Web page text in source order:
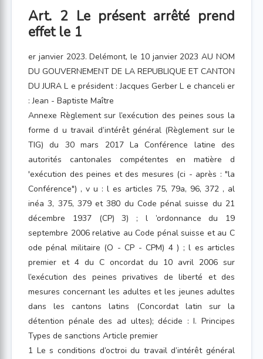
Art. 2 Le présent arrêté prend
effet le 1
er janvier 2023. Delémont, le 10 janvier 2023 AU NOM
DU GOUVERNEMENT DE LA REPUBLIQUE ET CANTON
DU JURA L e président : Jacques Gerber L e chanceli er
: Jean - Baptiste Maître
Annexe Règlement sur l’exécution des peines sous la
forme d u travail d’intérêt général (Règlement sur le
TIG) du 30 mars 2017 La Conférence latine des
autorités cantonales compétentes en matière d
'exécution des peines et des mesures (ci - après : "la
Conférence") , v u : l es articles 75, 79a, 96, 372 , al
inéa 3, 375, 379 et 380 du Code pénal suisse du 21
décembre 1937 (CP) 3) ; l ’ordonnance du 19
septembre 2006 relative au Code pénal suisse et au C
ode pénal militaire (O - CP - CPM) 4 ) ; l es articles
premier et 4 du C oncordat du 10 avril 2006 sur
l’exécution des peines privatives de liberté et des
mesures concernant les adultes et les jeunes adultes
dans les cantons latins (Concordat latin sur la
détention pénale des ad ultes); décide : I. Principes
Types de sanctions Article premier
1 Le s conditions d’octroi du travail d’intérêt général